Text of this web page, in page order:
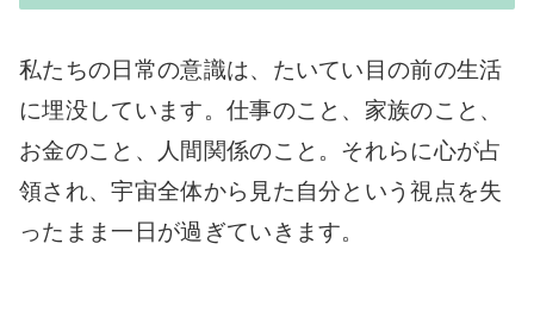
私たちの日常の意識は、たいてい目の前の生活
に埋没しています。仕事のこと、家族のこと、
お金のこと、人間関係のこと。それらに心が占
領され、宇宙全体から見た自分という視点を失
ったまま一日が過ぎていきます。